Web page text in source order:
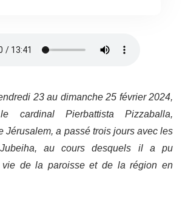
23 au dimanche 25 février 2024,
cardinal Pierbattista Pizzaballa,
Jérusalem, a passé trois jours avec les
au cours desquels il a pu
de la paroisse et de la région en